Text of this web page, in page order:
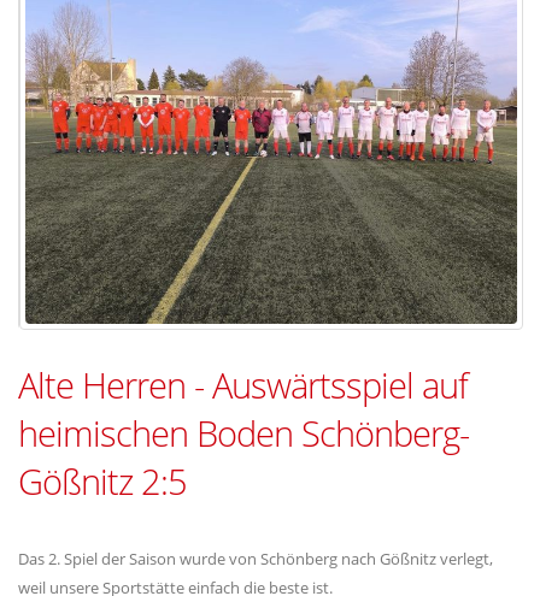
Alte Herren - Auswärtsspiel auf
heimischen Boden Schönberg-
Gößnitz 2:5
Das 2. Spiel der Saison wurde von Schönberg nach Gößnitz verlegt,
weil unsere Sportstätte einfach die beste ist.